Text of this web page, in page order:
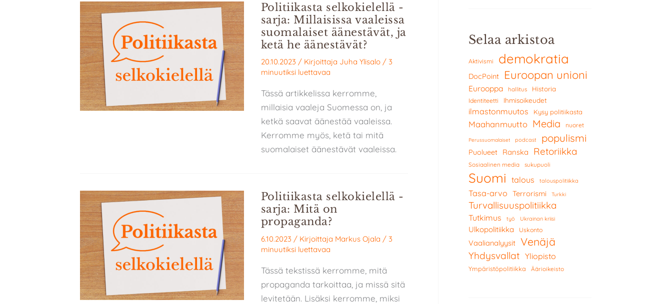
Politiikasta selkokielellä -
sarja: Millaisissa vaaleissa
suomalaiset äänestävät, ja
ketä he äänestävät?
20.10.2023 / Kirjoittaja Juha Ylisalo/ 3
minuutiksi luettavaa
Tässä artikkelissa kerromme,
millaisia vaaleja Suomessa on, ja
ketkä saavat äänestää vaaleissa.
Kerromme myös, ketä tai mitä
suomalaiset äänestävät vaaleissa.
Politiikasta selkokielellä -
sarja: Mitä on
propaganda?
6.10.2023 / Kirjoittaja Markus Ojala / 3
minuutiksi luettavaa
Tässä tekstissä kerromme, mitä
propaganda tarkoittaa, ja missä sitä
levitetään. Lisäksi kerromme, miksi
Selaa arkistoa
Aktivismi demokratia
DocPoint Euroopan unioni
Eurooppa hallitus Historia
Identiteetti Ihmisoikeudet
ilmastonmuutos Kysy politiikasta
Maahanmuutto Media nuoret
Perussuomalaiset podcast populismi
Puolueet Ranska Retoriikka
Sosiaalinen media sukupuoli
Suomi talous talouspolitiikka
Tasa-arvo Terrorismi Turkki
Turvallisuuspolitiikka
Tutkimus työ Ukrainan kriisi
Ulkopolitiikka Uskonto
Vaalianalyysit Venäjä
Yhdysvallat Yliopisto
Ympäristöpolitiikka Äärioikeisto